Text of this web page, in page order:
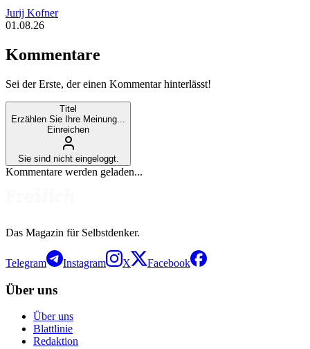
Jurij Kofner
01.08.26
Kommentare
Sei der Erste, der einen Kommentar hinterlässt!
Titel
Erzählen Sie Ihre Meinung...
Einreichen
Sie sind nicht eingeloggt.
Kommentare werden geladen...
Das Magazin für Selbstdenker.
Telegram Instagram X Facebook
Über uns
Über uns
Blattlinie
Redaktion